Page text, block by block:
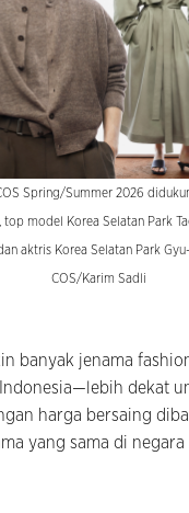
Spring/Summer 2026
top model Korea Selatan Park
aktris Korea Selatan Park
COS/Karim Sadli
banyak jenama
dekat
harga bersaing
yang sama di negara